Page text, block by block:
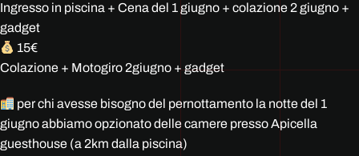
Ingresso in piscina + Cena del 1 giugno + colazione 2 giugno +
gadget
15€
Colazione + Motogiro 2giugno + gadget
per chi avesse bisogno del pernottamento la notte del 1
giugno abbiamo opzionato delle camere presso Apicella
guesthouse (a 2km dalla piscina)